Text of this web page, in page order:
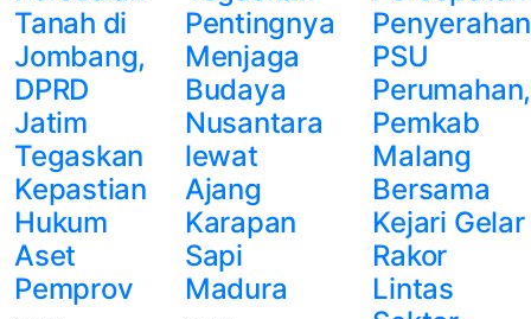
Tanah di
Jombang,
DPRD
Jatim
Tegaskan
Kepastian
Hukum
Aset
Pemprov
Pentingnya
Menjaga
Budaya
Nusantara
lewat
Ajang
Karapan
Sapi
Madura
Penyerahan
PSU
Perumahan,
Pemkab
Malang
Bersama
Kejari Gelar
Rakor
Lintas